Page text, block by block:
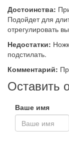
Достоинства:
Подойдет для
отрегулировать
Недостатки:
подстилать.
Комментарий:
Оставить
Ваше имя